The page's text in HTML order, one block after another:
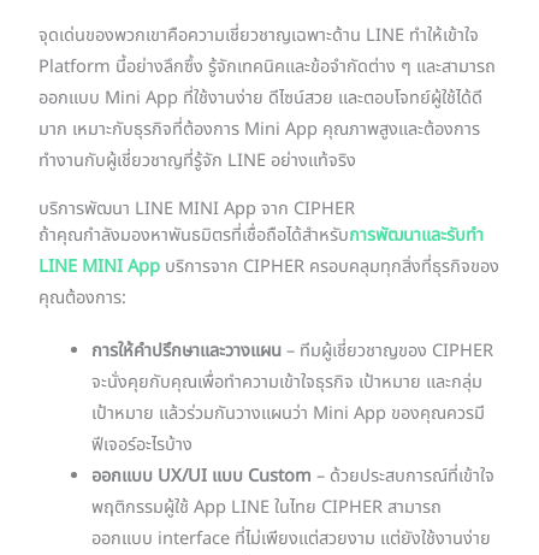
จุดเด่นของพวกเขาคือความเชี่ยวชาญเฉพาะด้าน LINE ทำให้เข้าใจ
Platform นี้อย่างลึกซึ้ง รู้จักเทคนิคและข้อจำกัดต่าง ๆ และสามารถ
ออกแบบ Mini App ที่ใช้งานง่าย ดีไซน์สวย และตอบโจทย์ผู้ใช้ได้ดี
มาก เหมาะกับธุรกิจที่ต้องการ Mini App คุณภาพสูงและต้องการ
ทำงานกับผู้เชี่ยวชาญที่รู้จัก LINE อย่างแท้จริง
บริการพัฒนา LINE MINI App จาก CIPHER
ถ้าคุณกำลังมองหาพันธมิตรที่เชื่อถือได้สำหรับการพัฒนาและรับทำ
LINE MINI App บริการจาก CIPHER ครอบคลุมทุกสิ่งที่ธุรกิจของ
คุณต้องการ:
การให้คำปรึกษาและวางแผน– ทีมผู้เชี่ยวชาญของ CIPHER
จะนั่งคุยกับคุณเพื่อทำความเข้าใจธุรกิจ เป้าหมาย และกลุ่ม
เป้าหมาย แล้วร่วมกันวางแผนว่า Mini App ของคุณควรมี
ฟีเจอร์อะไรบ้าง
ออกแบบ UX/UI แบบ Custom – ด้วยประสบการณ์ที่เข้าใจ
พฤติกรรมผู้ใช้ App LINE ในไทย CIPHER สามารถ
ออกแบบ interface ที่ไม่เพียงแต่สวยงาม แต่ยังใช้งานง่าย